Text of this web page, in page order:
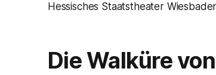
Hessisches Staatstheater
Die Walkürevon